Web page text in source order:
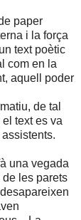
paper
i la força
text poètic
com en la
aquell poder
de tal
text es va
una vegada
les parets